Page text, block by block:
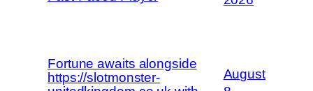
Fortune awaits alongside
https://slotmonster-
August